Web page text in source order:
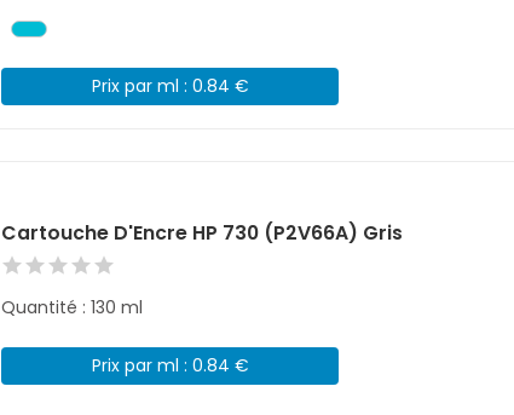
Prix par ml : 0.84 €
Cartouche D'Encre HP 730 (P2V66A) Gris
Quantité : 130 ml
Prix par ml : 0.84 €